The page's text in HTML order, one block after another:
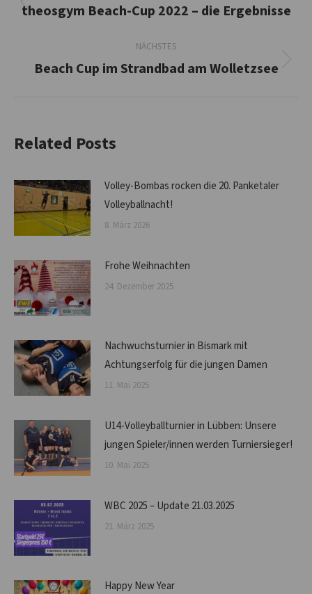
Vorheriger
theosgym Beach-Cup 2022 – die Ergebnisse
NÄCHSTES
Nächster
Beach Cup im Strandbad am Wolletzsee
Related Posts
Volley-Bombas rocken die 20. Panketaler
Volleyballnacht!
8. März 2026
Frohe Weihnachten
24. Dezember 2025
Nachwuchsturnier in Bismark mit
Achtungserfolg für die jungen Damen
11. Mai 2025
U14-Volleyballturnier in Lübben: Unsere
jungen Spieler/innen werden Turniersieger!
10. Mai 2025
WBC 2025 – Update 21.03.2025
21. März 2025
Happy New Year